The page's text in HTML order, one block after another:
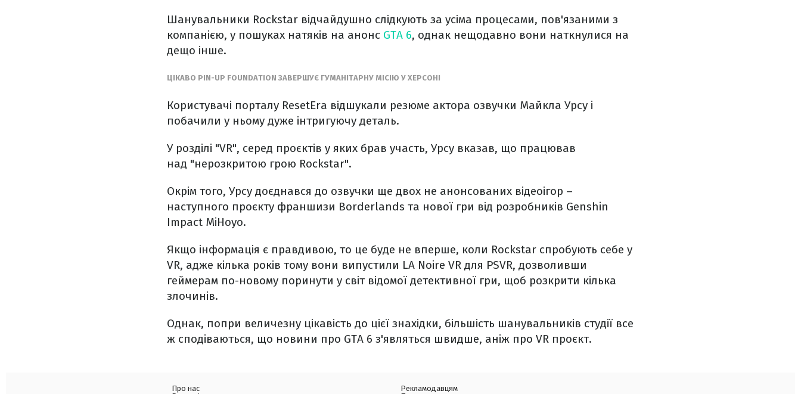
Шанувальники Rockstar відчайдушно слідкують за усіма процесами, пов'язаними з
компанією, у пошуках натяків на анонс GTA 6, однак нещодавно вони наткнулися на
дещо інше.
ЦІКАВО PIN-UP FOUNDATION ЗАВЕРШУЄ ГУМАНІТАРНУ МІСІЮ У ХЕРСОНІ
Користувачі порталу ResetEra відшукали резюме актора озвучки Майкла Урсу і
побачили у ньому дуже інтригуючу деталь.
У розділі "VR", серед проєктів у яких брав участь, Урсу вказав, що працював
над "нерозкритою грою Rockstar".
Окрім того, Урсу доєднався до озвучки ще двох не анонсованих відеоігор –
наступного проєкту франшизи Borderlands та нової гри від розробників Genshin
Impact MiHoyo.
Якщо інформація є правдивою, то це буде не вперше, коли Rockstar спробують себе у
VR, адже кілька років тому вони випустили LA Noire VR для PSVR, дозволивши
геймерам по-новому поринути у світ відомої детективної гри, щоб розкрити кілька
злочинів.
Однак, попри величезну цікавість до цієї знахідки, більшість шанувальників студії все
ж сподіваються, що новини про GTA 6 з'являться швидше, аніж про VR проєкт.
Про нас
Рекламодавцям